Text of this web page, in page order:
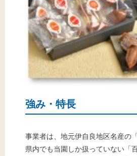
強み・特長
事業者は、地元伊自良地区名産の
県内でも当園しか扱っていない「